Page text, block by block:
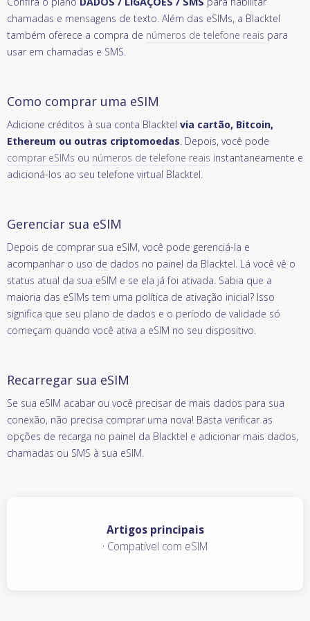
chamadas e mensagens de texto. Além das eSIMs, a Blacktel
também oferece a compra de números de telefone reais para
usar em chamadas e SMS.
Como comprar uma eSIM
Adicione créditos à sua conta Blacktel via cartão, Bitcoin,
Ethereum ou outras criptomoedas. Depois, você pode
comprar eSIMs ou números de telefone reais instantaneamente e
adicioná-los ao seu telefone virtual Blacktel.
Gerenciar sua eSIM
Depois de comprar sua eSIM, você pode gerenciá-la e
acompanhar o uso de dados no painel da Blacktel. Lá você vê o
status atual da sua eSIM e se ela já foi ativada. Sabia que a
maioria das eSIMs tem uma política de ativação inicial? Isso
significa que seu plano de dados e o período de validade só
começam quando você ativa a eSIM no seu dispositivo.
Recarregar sua eSIM
Se sua eSIM acabar ou você precisar de mais dados para sua
conexão, não precisa comprar uma nova! Basta verificar as
opções de recarga no painel da Blacktel e adicionar mais dados,
chamadas ou SMS à sua eSIM.
Artigos principais
· Compatível com eSIM